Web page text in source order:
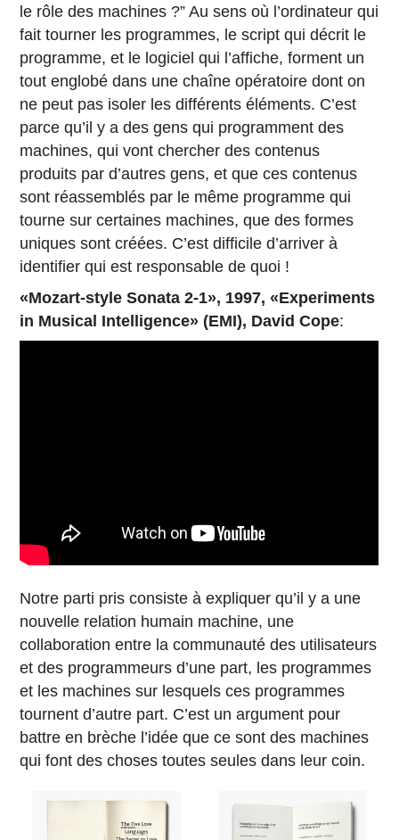
le rôle des machines ?” Au sens où l’ordinateur qui
fait tourner les programmes, le script qui décrit le
programme, et le logiciel qui l’affiche, forment un
tout englobé dans une chaîne opératoire dont on
ne peut pas isoler les différents éléments. C’est
parce qu’il y a des gens qui programment des
machines, qui vont chercher des contenus
produits par d’autres gens, et que ces contenus
sont réassemblés par le même programme qui
tourne sur certaines machines, que des formes
uniques sont créées. C’est difficile d’arriver à
identifier qui est responsable de quoi !
«Mozart-style Sonata 2-1», 1997, «Experiments
in Musical Intelligence» (EMI), David Cope:
Notre parti pris consiste à expliquer qu’il y a une
nouvelle relation humain machine, une
collaboration entre la communauté des utilisateurs
et des programmeurs d’une part, les programmes
et les machines sur lesquels ces programmes
tournent d’autre part. C’est un argument pour
battre en brèche l’idée que ce sont des machines
qui font des choses toutes seules dans leur coin.